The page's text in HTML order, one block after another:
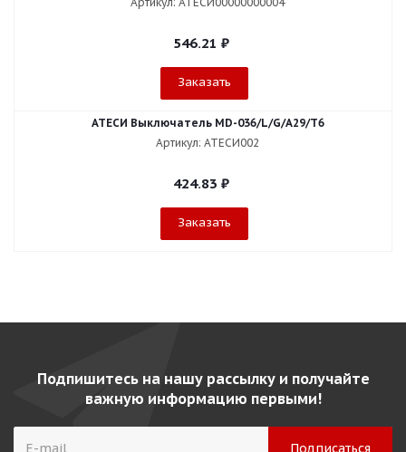
546.21 ₽
Заказать
АТЕСИ Выключатель МD-036/L/G/А29/Т6
Артикул: АТЕСИ002
424.83 ₽
Заказать
Подпишитесь на нашу рассылку и получайте
важную информацию первыми!